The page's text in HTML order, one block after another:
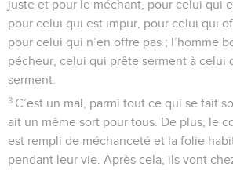
juste et pour le méchant, pour celui qui
pour celui qui est impur, pour celui qui
pour celui qui n’en offre pas ; l’homme
pécheur, celui qui prête serment à celui
serment.
3 C’est un mal, parmi tout ce qui se fait
ait un même sort pour tous. De plus, le
est rempli de méchanceté et la folie
pendant leur vie. Après cela, ils vont